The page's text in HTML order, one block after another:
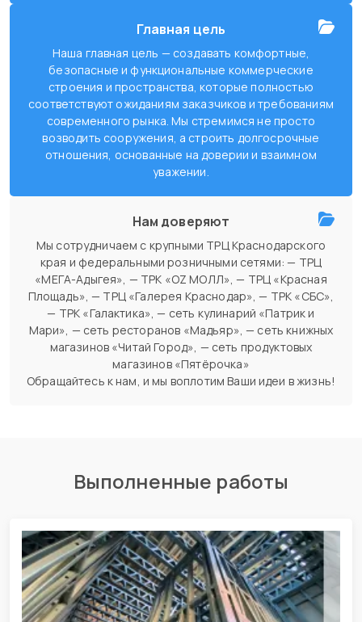
Главная цель
Наша главная цель — создавать комфортные,
безопасные и функциональные коммерческие
строения и пространства, которые полностью
соответствуют ожиданиям заказчиков и требованиям
современного рынка. Мы стремимся не просто
возводить сооружения, а строить долгосрочные
отношения, основанные на доверии и взаимном
уважении.
Нам доверяют
Мы сотрудничаем с крупными ТРЦ Краснодарского
края и федеральными розничными сетями: — ТРЦ
«МЕГА-Адыгея», — ТРК «OZ MОЛЛ», — ТРЦ «Красная
Площадь», — ТРЦ «Галерея Краснодар», — ТРК «СБС»,
— ТРК «Галактика», — сеть кулинарий «Патрик и
Мари», — сеть ресторанов «Мадьяр», — сеть книжных
магазинов «Читай Город», — сеть продуктовых
магазинов «Пятёрочка»
Обращайтесь к нам, и мы воплотим Ваши идеи в жизнь!
Выполненные работы
СМР производственно-
административного здания из ЛСТК
г. Краснодар, ул. Зиповская